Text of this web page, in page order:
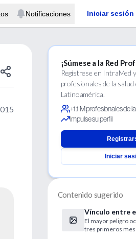
Notificaciones Iniciar sesión
¡Súmese a la Red
Regístrese en IntraMed
profesionales de la salud
Latinoamérica.
+1.1 M profesionales de
Impulse su perfil
Iniciar
Contenido sugerido
Vínculo entre
diagnóstico de
riesgo de ACV
El mayor peligro
tres primeros